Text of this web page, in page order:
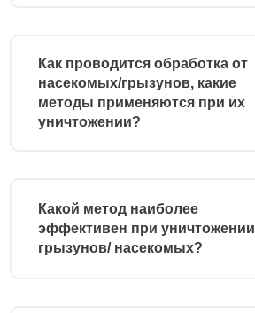
Как проводится обработка от
насекомых/грызунов, какие
методы применяются при их
уничтожении?
Какой метод наиболее
эффективен при уничтожении
грызунов/ насекомых?